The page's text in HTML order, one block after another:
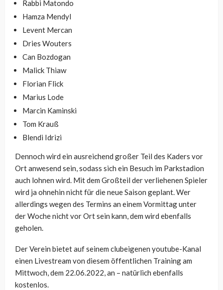
Rabbi Matondo
Hamza Mendyl
Levent Mercan
Dries Wouters
Can Bozdogan
Malick Thiaw
Florian Flick
Marius Lode
Marcin Kaminski
Tom Krauß
Blendi Idrizi
Dennoch wird ein ausreichend großer Teil des Kaders vor
Ort anwesend sein, sodass sich ein Besuch im Parkstadion
auch lohnen wird. Mit dem Großteil der verliehenen Spieler
wird ja ohnehin nicht für die neue Saison geplant. Wer
allerdings wegen des Termins an einem Vormittag unter
der Woche nicht vor Ort sein kann, dem wird ebenfalls
geholen.
Der Verein bietet auf seinem clubeigenen youtube-Kanal
einen Livestream von diesem öffentlichen Training am
Mittwoch, dem 22.06.2022, an – natürlich ebenfalls
kostenlos.